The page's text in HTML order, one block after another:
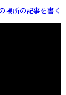
場所の記事を書く